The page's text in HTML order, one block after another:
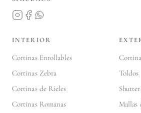
INTERIOR
Cortinas Enrollables
Cortinas Zebra
Cortinas de Rieles
Cortinas Romanas
Toldos
Mallas